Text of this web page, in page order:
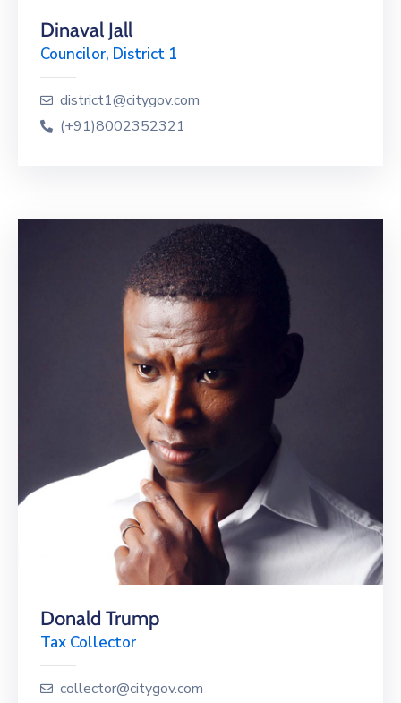
Dinaval Jall
Councilor, District 1
district1@citygov.com
(+91)8002352321
Donald Trump
Tax Collector
collector@citygov.com